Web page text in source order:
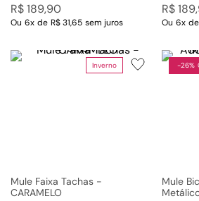
R$189,90
Ou 6x de R$ 31,65 sem juros
R$189,
Ou 6x de
Inverno
Mule Faixa Tachas -
CARAMELO
-26%
26%
Mule